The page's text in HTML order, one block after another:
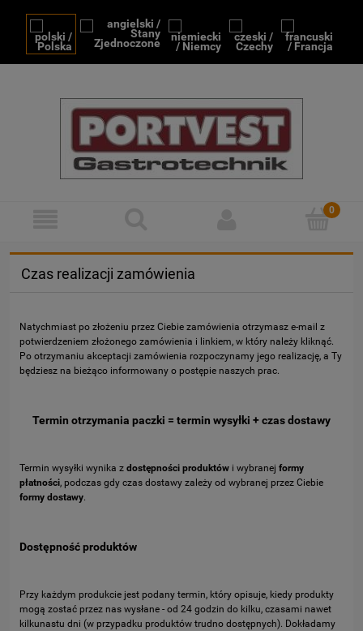
Czas realizacji zamówienia
Natychmiast po złożeniu przez Ciebie zamówienia otrzymasz e-mail z
potwierdzeniem złożonego zamówienia i linkiem, w który należy kliknąć.
Po otrzymaniu akceptacji zamówienia rozpoczynamy jego realizację, a Ty
będziesz na bieżąco informowany o postępie naszych prac.
Termin otrzymania paczki = termin wysyłki + czas dostawy
Termin wysyłki wynika z dostępności produktów i wybranej formy
płatności, podczas gdy czas dostawy zależy od wybranej przez Ciebie
formy dostawy.
Dostępność produktów
Przy każdym produkcie jest podany termin, który opisuje, kiedy produkty
mogą zostać przez nas wysłane - od 24 godzin do kilku, czasami nawet
kilkunastu dni (w przypadku produktów trudno dostępnych). Dokładamy